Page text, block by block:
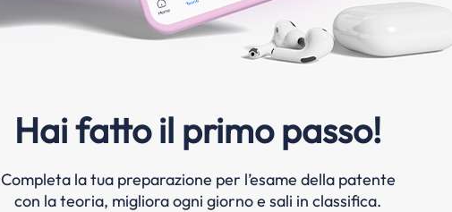
Hai fatto il primo passo!
Completa la tua preparazione per l’esame della patente
con la teoria, migliora ogni giorno e sali in classifica.